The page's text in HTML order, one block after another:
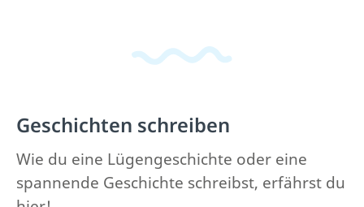
Geschichten schreiben
Wie du eine Lügengeschichte oder eine
spannende Geschichte schreibst, erfährst du